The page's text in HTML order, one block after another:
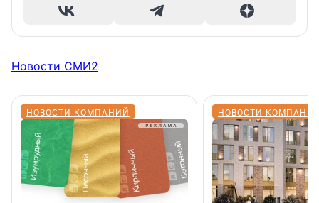
Новости СМИ2
НОВОСТИ КОМПАНИЙ НОВОСТИ